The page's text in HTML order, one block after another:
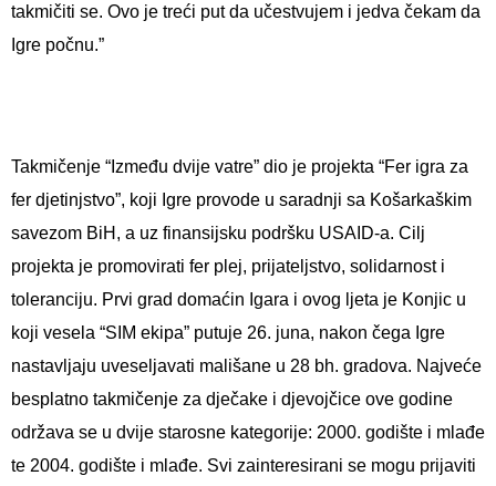
takmičiti se. Ovo je treći put da učestvujem i jedva čekam da
Igre počnu.”
Takmičenje “Između dvije vatre” dio je projekta “Fer igra za
fer djetinjstvo”, koji Igre provode u saradnji sa Košarkaškim
savezom BiH, a uz finansijsku podršku USAID-a. Cilj
projekta je promovirati fer plej, prijateljstvo, solidarnost i
toleranciju. Prvi grad domaćin Igara i ovog ljeta je Konjic u
koji vesela “SIM ekipa” putuje 26. juna, nakon čega Igre
nastavljaju uveseljavati mališane u 28 bh. gradova. Najveće
besplatno takmičenje za dječake i djevojčice ove godine
održava se u dvije starosne kategorije: 2000. godište i mlađe
te 2004. godište i mlađe. Svi zainteresirani se mogu prijaviti